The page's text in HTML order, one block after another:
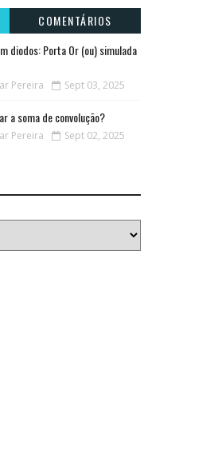
COMENTÁRIOS
diodos: Porta Or (ou) simulada
Pereira Sept 03, 2025
a soma de convolução?
Pereira Sept 02, 2025